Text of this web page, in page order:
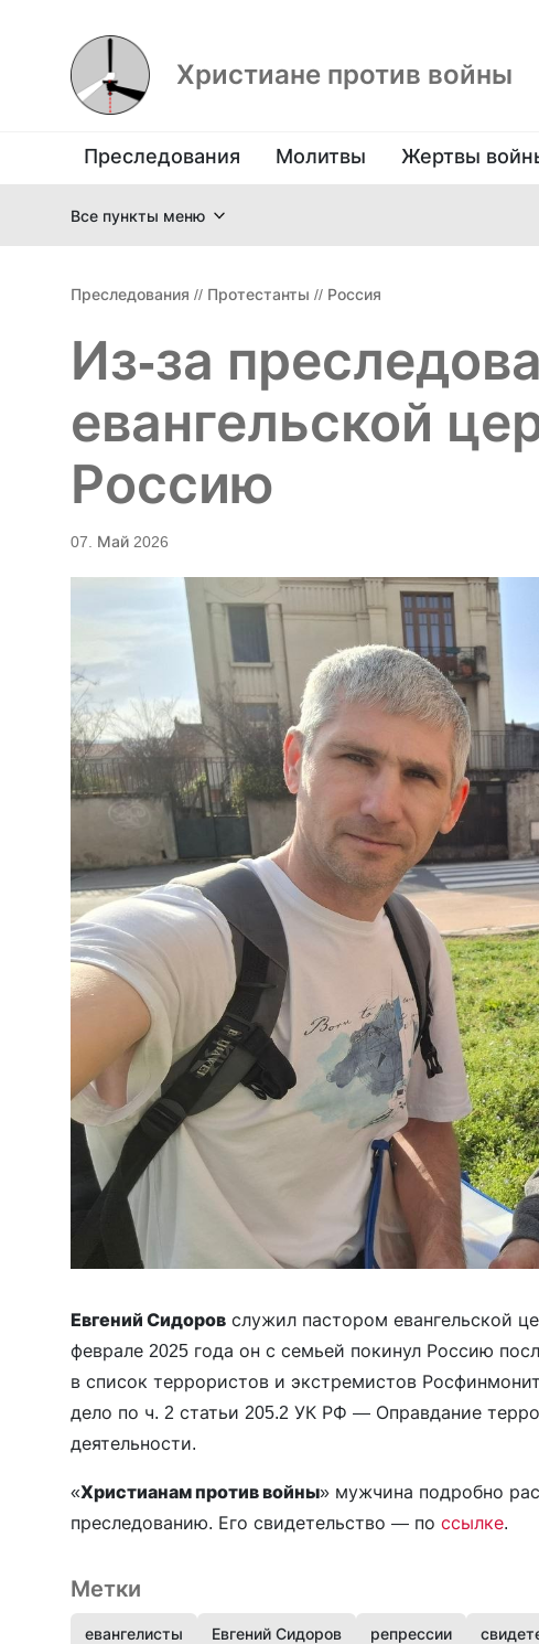
Христиане против войны
Преследования Молитвы Жертвы
Все пункты меню
Преследования // Протестанты // Россия
Из-за
евангельской
Россию
07. Май 2026
Евгений Сидоров служил пастором евангельской
феврале 2025 года он с семьей покинул Россию
в список террористов и экстремистов
дело по ч. 2 статьи 205.2 УК РФ — Оправдание
деятельности.
«Христианам против войны» мужчина подробно
преследованию. Его свидетельство — по ссылке.
Метки
евангелисты Евгений Сидоров репрессии